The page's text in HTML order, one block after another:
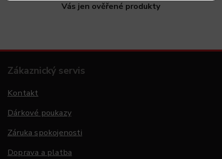
Vás jen ověřené produkty
Zákaznický servis
Kontakt
Dárkové poukazy
Záruka spokojenosti
Doprava a platba